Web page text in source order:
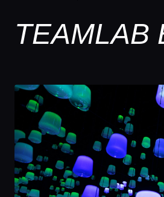
ТEAMLAB